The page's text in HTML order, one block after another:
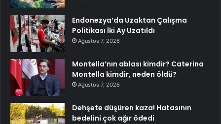
Endonezya’da Uzaktan Çalışma
Politikası İki Ay Uzatıldı
Ağustos 7, 2026
Montella’nın ablası kimdir? Caterina
Montella kimdir, neden öldü?
Ağustos 7, 2026
Dehşete düşüren kaza! Hatasının
bedelini çok ağır ödedi